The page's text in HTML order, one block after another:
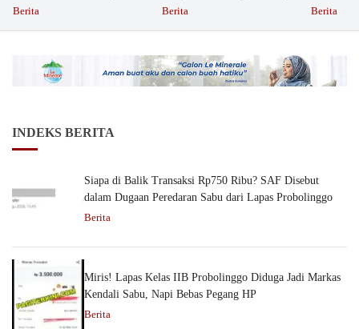
Ibadah GKJW Bangil
Berita
Berita
Berita
INDEKS BERITA
Siapa di Balik Transaksi Rp750 Ribu? SAF Disebut
dalam Dugaan Peredaran Sabu dari Lapas Probolinggo
Berita
Miris! Lapas Kelas IIB Probolinggo Diduga Jadi Markas
Kendali Sabu, Napi Bebas Pegang HP
Berita